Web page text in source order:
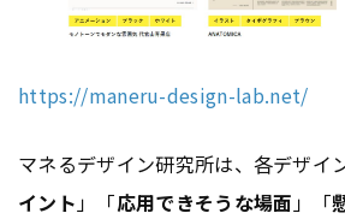
https://maneru-design-lab.net/
マネるデザイン研究所は、各デザイ
イント」「応用できそうな場面」「